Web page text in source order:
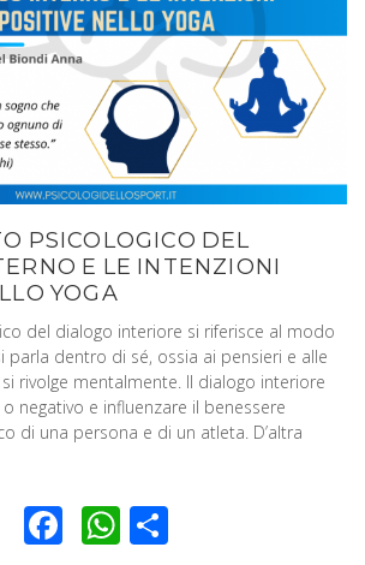
PSICOLOGICO DEL
E LE INTENZIONI
YOGA
del dialogo interiore si riferisce al modo
parla dentro di sé, ossia ai pensieri e alle
rivolge mentalmente. Il dialogo interiore
negativo e influenzare il benessere
di una persona e di un atleta. D’altra
Facebook
WhatsApp